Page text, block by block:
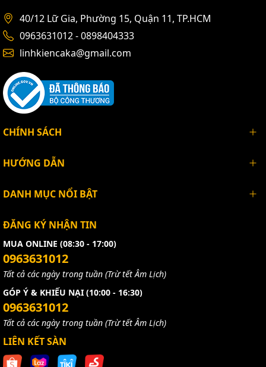
40/12 Lữ Gia, Phường 15, Quận 11, TP.HCM
0963631012 - 0898404333
linhkiencaka@gmail.com
CHÍNH SÁCH
HƯỚNG DẪN
DANH MỤC NỔI BẬT
ĐĂNG KÝ NHẬN TIN
MUA ONLINE (08:30 - 17:00)
0963631012
Tất cả các ngày trong tuần (Trừ tết Âm Lịch)
GÓP Ý & KHIẾU NẠI (10:00 - 16:30)
0963631012
Tất cả các ngày trong tuần (Trừ tết Âm Lịch)
LIÊN KẾT SÀN